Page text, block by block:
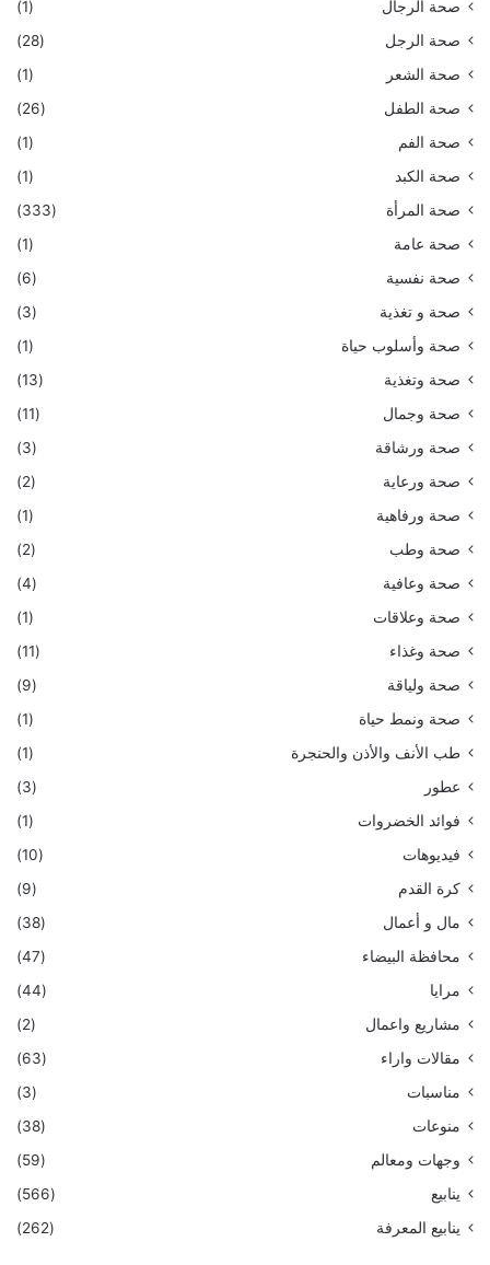
صحة الرجال
(1)
صحة الرجل
(28)
صحة الشعر
(1)
صحة الطفل
(26)
صحة الفم
(1)
صحة الكبد
(1)
صحة المرأة
(333)
صحة عامة
(1)
صحة نفسية
(6)
صحة و تغذية
(3)
صحة وأسلوب حياة
(1)
صحة وتغذية
(13)
صحة وجمال
(11)
صحة ورشاقة
(3)
صحة ورعاية
(2)
صحة ورفاهية
(1)
صحة وطب
(2)
صحة وعافية
(4)
صحة وعلاقات
(1)
صحة وغذاء
(11)
صحة ولياقة
(9)
صحة ونمط حياة
(1)
طب الأنف والأذن والحنجرة
(1)
عطور
(3)
فوائد الخضروات
(1)
فيديوهات
(10)
كرة القدم
(9)
مال و أعمال
(38)
محافظة البيضاء
(47)
مرايا
(44)
مشاريع واعمال
(2)
مقالات واراء
(63)
مناسبات
(3)
منوعات
(38)
وجهات ومعالم
(59)
ينابيع
(566)
ينابيع المعرفة
(262)